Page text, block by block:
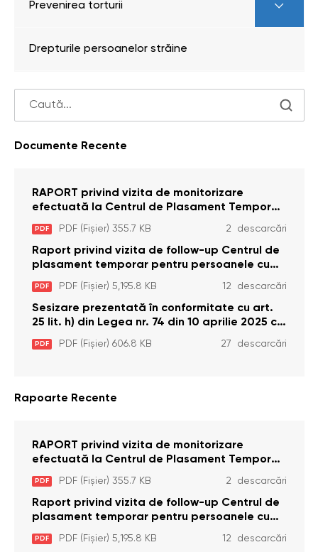
Prevenirea torturii
Drepturile persoanelor străine
Documente Recente
RAPORT privind vizita de monitorizare
efectuată la Centrul de Plasament Temporar
pentru Persoane cu Dizabilități (Adulte) din s.
Brînzeni, r. Edineț, din data de 25 mai 2026
PDF PDF (Fișier) 355.7 KB 2 descarcări
Raport privind vizita de follow-up Centrul de
plasament temporar pentru persoanele cu
dizabilități (adulte) Bădiceni, Soroca (11 iunie
2026)
PDF PDF (Fișier) 5,195.8 KB 12 descarcări
Sesizare prezentată în conformitate cu art.
25 lit. h) din Legea nr. 74 din 10 aprilie 2025 cu
privire la Curtea Constituțională şi art. 26 din
Legea cu privire la Avocatul Poporului
PDF PDF (Fișier) 606.8 KB 27 descarcări
Rapoarte Recente
RAPORT privind vizita de monitorizare
efectuată la Centrul de Plasament Temporar
pentru Persoane cu Dizabilități (Adulte) din s.
Brînzeni, r. Edineț, din data de 25 mai 2026
PDF PDF (Fișier) 355.7 KB 2 descarcări
Raport privind vizita de follow-up Centrul de
plasament temporar pentru persoanele cu
dizabilități (adulte) Bădiceni, Soroca (11 iunie
2026)
PDF PDF (Fișier) 5,195.8 KB 12 descarcări